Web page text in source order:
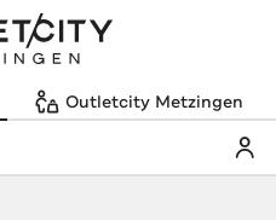
Outletcity Metzingen